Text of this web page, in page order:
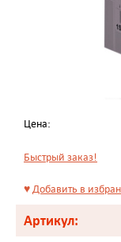
Цена:
Быстрый заказ!
♥Добавить в
Артикул: